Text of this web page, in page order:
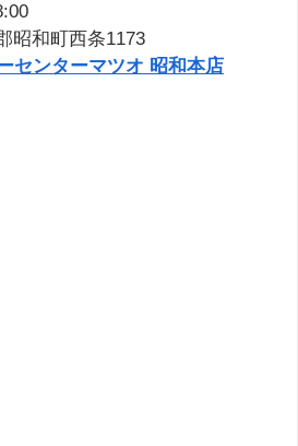
昭和町西条1173
センターマツオ 昭和本店